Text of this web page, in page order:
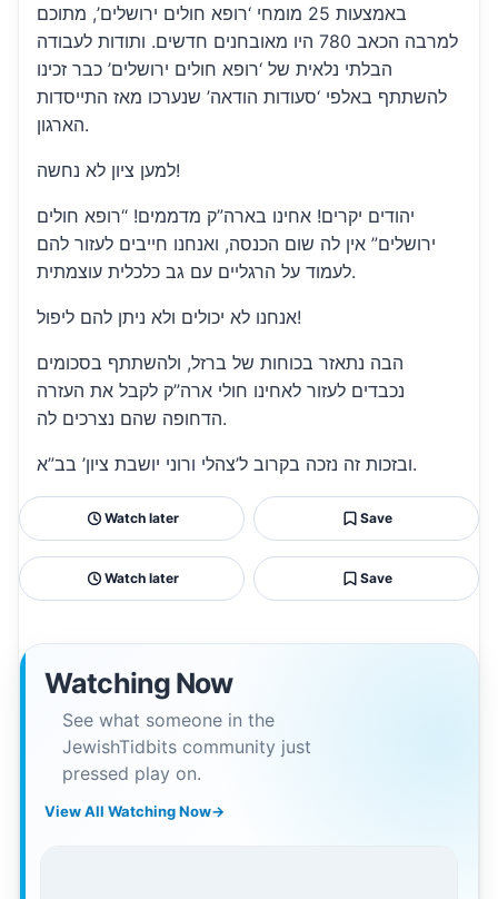
באמצעות 25 מומחי ‘רופא חולים ירושלים’, מתוכם
למרבה הכאב 780 היו מאובחנים חדשים. ותודות לעבודה
הבלתי נלאית של ‘רופא חולים ירושלים’ כבר זכינו
להשתתף באלפי ‘סעודות הודאה’ שנערכו מאז התייסדות
הארגון.
למען ציון לא נחשה!
יהודים יקרים! אחינו בארה”ק מדממים! “רופא חולים
ירושלים” אין לה שום הכנסה, ואנחנו חייבים לעזור להם
לעמוד על הרגליים עם גב כלכלית עוצמתית.
אנחנו לא יכולים ולא ניתן להם ליפול!
הבה נתאזר בכוחות של ברזל, ולהשתתף בסכומים
נכבדים לעזור לאחינו חולי ארה”ק לקבל את העזרה
הדחופה שהם נצרכים לה.
ובזכות זה נזכה בקרוב ל’צהלי ורוני יושבת ציון’ בב”א.
Watch later Save
Watch later Save
Watching Now
See what someone in the
JewishTidbits community just
pressed play on.
View All Watching Now→